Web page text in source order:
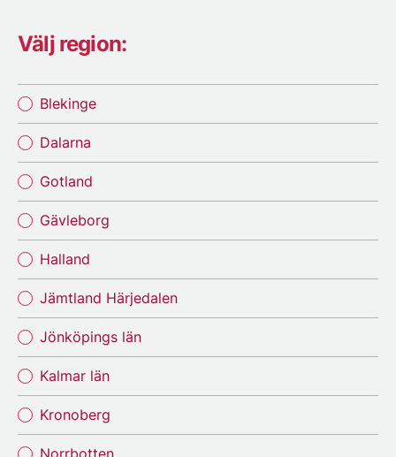
Välj region:
Blekinge
Dalarna
Gotland
Gävleborg
Halland
Jämtland Härjedalen
Jönköpings län
Kalmar län
Kronoberg
Norrbotten